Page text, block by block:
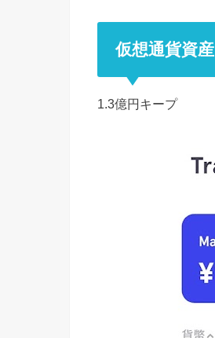
仮想通貨資産
1.3億円キープ